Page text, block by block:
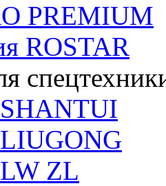
PREMIUM
ROSTAR
SHANTUI
ZL